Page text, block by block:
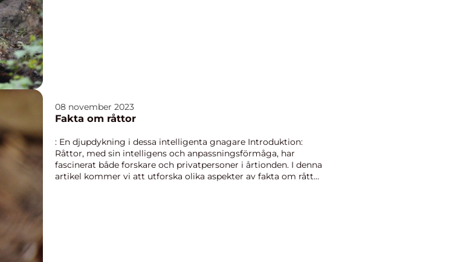
08 november 2023
Fakta om råttor
: En djupdykning i dessa intelligenta gnagare Introduktion:
Råttor, med sin intelligens och anpassningsförmåga, har
fascinerat både forskare och privatpersoner i årtionden. I denna
artikel kommer vi att utforska olika aspekter av fakta om råttor